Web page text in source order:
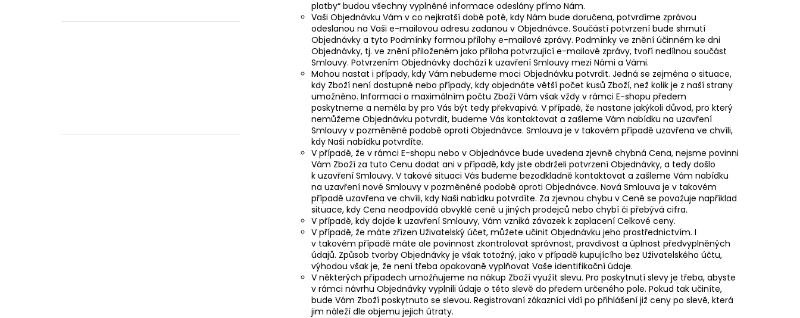
platby“ budou všechny vyplněné informace odeslány přímo Nám.
Vaši Objednávku Vám v co nejkratší době poté, kdy Nám bude doručena, potvrdíme zprávou
odeslanou na Vaši e-mailovou adresu zadanou v Objednávce. Součástí potvrzení bude shrnutí
Objednávky a tyto Podmínky formou přílohy e-mailové zprávy. Podmínky ve znění účinném ke dni
Objednávky, tj. ve znění přiloženém jako příloha potvrzující e-mailové zprávy, tvoří nedílnou součást
Smlouvy. Potvrzením Objednávky dochází k uzavření Smlouvy mezi Námi a Vámi.
Mohou nastat i případy, kdy Vám nebudeme moci Objednávku potvrdit. Jedná se zejména o situace,
kdy Zboží není dostupné nebo případy, kdy objednáte větší počet kusů Zboží, než kolik je z naší strany
umožněno. Informaci o maximálním počtu Zboží Vám však vždy v rámci E-shopu předem
poskytneme a neměla by pro Vás být tedy překvapivá. V případě, že nastane jakýkoli důvod, pro který
nemůžeme Objednávku potvrdit, budeme Vás kontaktovat a zašleme Vám nabídku na uzavření
Smlouvy v pozměněné podobě oproti Objednávce. Smlouva je v takovém případě uzavřena ve chvíli,
kdy Naši nabídku potvrdíte.
V případě, že v rámci E-shopu nebo v Objednávce bude uvedena zjevně chybná Cena, nejsme povinni
Vám Zboží za tuto Cenu dodat ani v případě, kdy jste obdrželi potvrzení Objednávky, a tedy došlo
k uzavření Smlouvy. V takové situaci Vás budeme bezodkladně kontaktovat a zašleme Vám nabídku
na uzavření nové Smlouvy v pozměněné podobě oproti Objednávce. Nová Smlouva je v takovém
případě uzavřena ve chvíli, kdy Naši nabídku potvrdíte. Za zjevnou chybu v Ceně se považuje například
situace, kdy Cena neodpovídá obvyklé ceně u jiných prodejců nebo chybí či přebývá cifra.
V případě, kdy dojde k uzavření Smlouvy, Vám vzniká závazek k zaplacení Celkové ceny.
V případě, že máte zřízen Uživatelský účet, můžete učinit Objednávku jeho prostřednictvím. I
v takovém případě máte ale povinnost zkontrolovat správnost, pravdivost a úplnost předvyplněných
údajů. Způsob tvorby Objednávky je však totožný, jako v případě kupujícího bez Uživatelského účtu,
výhodou však je, že není třeba opakovaně vyplňovat Vaše identifikační údaje.
V některých případech umožňujeme na nákup Zboží využít slevu. Pro poskytnutí slevy je třeba, abyste
v rámci návrhu Objednávky vyplnili údaje o této slevě do předem určeného pole. Pokud tak učiníte,
bude Vám Zboží poskytnuto se slevou. Registrovaní zákazníci vidí po přihlášení již ceny po slevě, která
jim náleží dle objemu jejich útraty.